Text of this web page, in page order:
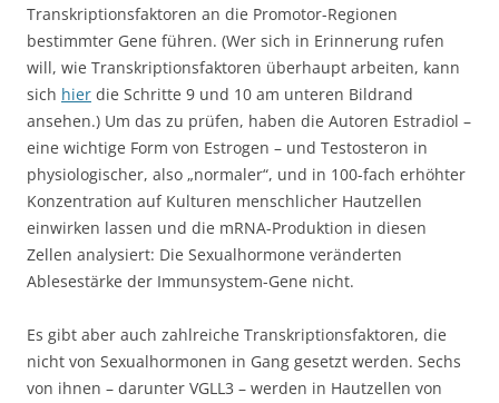
Transkriptionsfaktoren an die Promotor-Regionen
bestimmter Gene führen. (Wer sich in Erinnerung rufen
will, wie Transkriptionsfaktoren überhaupt arbeiten, kann
sich hier die Schritte 9 und 10 am unteren Bildrand
ansehen.) Um das zu prüfen, haben die Autoren Estradiol –
eine wichtige Form von Estrogen – und Testosteron in
physiologischer, also „normaler“, und in 100-fach erhöhter
Konzentration auf Kulturen menschlicher Hautzellen
einwirken lassen und die mRNA-Produktion in diesen
Zellen analysiert: Die Sexualhormone veränderten
Ablesestärke der Immunsystem-Gene nicht.
Es gibt aber auch zahlreiche Transkriptionsfaktoren, die
nicht von Sexualhormonen in Gang gesetzt werden. Sechs
von ihnen – darunter VGLL3 – werden in Hautzellen von